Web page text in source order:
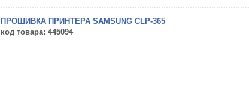
ПРОШИВКА ПРИНТЕРА SAMSUNG CLP-365
код товара: 445094